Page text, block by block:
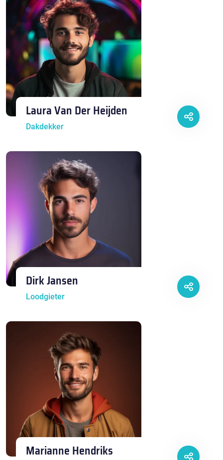
Laura Van Der Heijden
Dakdekker
Dirk Jansen
Loodgieter
Marianne Hendriks